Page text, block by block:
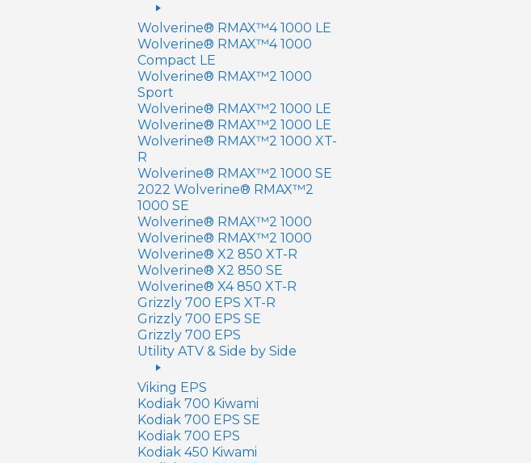
Wolverine® RMAX™4 1000 LE
Wolverine® RMAX™4 1000
Compact LE
Wolverine® RMAX™2 1000
Sport
Wolverine® RMAX™2 1000 LE
Wolverine® RMAX™2 1000 LE
Wolverine® RMAX™2 1000 XT-
R
Wolverine® RMAX™2 1000 SE
2022 Wolverine® RMAX™2
1000 SE
Wolverine® RMAX™2 1000
Wolverine® RMAX™2 1000
Wolverine® X2 850 XT-R
Wolverine® X2 850 SE
Wolverine® X4 850 XT-R
Grizzly 700 EPS XT-R
Grizzly 700 EPS SE
Grizzly 700 EPS
Utility ATV & Side by Side
Viking EPS
Kodiak 700 Kiwami
Kodiak 700 EPS SE
Kodiak 700 EPS
Kodiak 450 Kiwami